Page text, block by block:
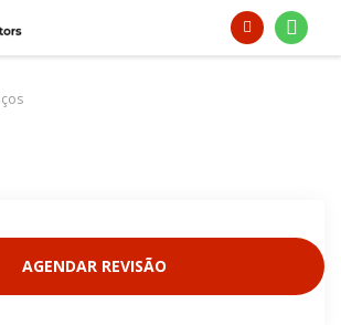
AGENDAR REVISÃO